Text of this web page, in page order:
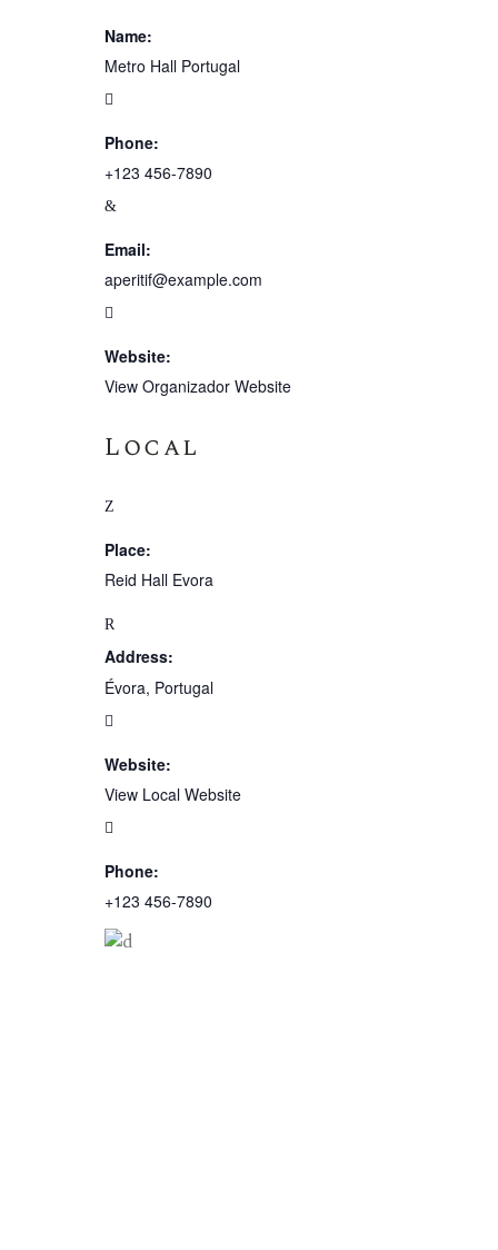
Local
Place:
Reid Hall Evora
Address:
Évora, Portugal
Website:
View Local Website
Phone:
+123 456-7890
Name:
Metro Hall Portugal
Phone:
+123 456-7890
Email:
aperitif@example.com
Website:
View Organizador Website